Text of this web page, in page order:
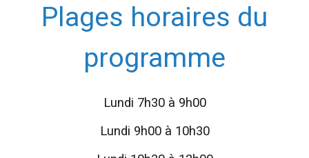
Plages horaires du
programme
Lundi 7h30 à 9h00
Lundi 9h00 à 10h30